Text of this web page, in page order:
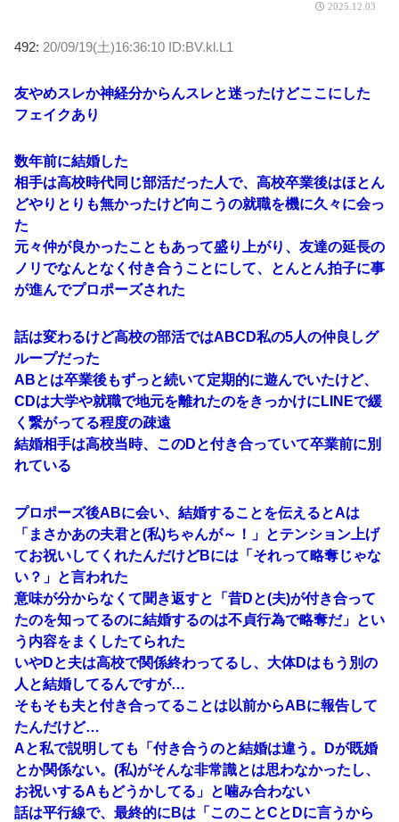
2025.12.03
492: 20/09/19(土)16:36:10 ID:BV.kl.L1
友やめスレか神経分からんスレと迷ったけどここにした
フェイクあり
数年前に結婚した
相手は高校時代同じ部活だった人で、高校卒業後はほとん
どやりとりも無かったけど向こうの就職を機に久々に会っ
た
元々仲が良かったこともあって盛り上がり、友達の延長の
ノリでなんとなく付き合うことにして、とんとん拍子に事
が進んでプロポーズされた
話は変わるけど高校の部活ではABCD私の5人の仲良しグ
ループだった
ABとは卒業後もずっと続いて定期的に遊んでいたけど、
CDは大学や就職で地元を離れたのをきっかけにLINEで緩
く繋がってる程度の疎遠
結婚相手は高校当時、このDと付き合っていて卒業前に別
れている
プロポーズ後ABに会い、結婚することを伝えるとAは
「まさかあの夫君と(私)ちゃんが～！」とテンション上げ
てお祝いしてくれたんだけどBには「それって略奪じゃな
い？」と言われた
意味が分からなくて聞き返すと「昔Dと(夫)が付き合って
たのを知ってるのに結婚するのは不貞行為で略奪だ」とい
う内容をまくしたてられた
いやDと夫は高校で関係終わってるし、大体Dはもう別の
人と結婚してるんですが…
そもそも夫と付き合ってることは以前からABに報告して
たんだけど…
Aと私で説明しても「付き合うのと結婚は違う。Dが既婚
とか関係ない。(私)がそんな非常識とは思わなかったし、
お祝いするAもどうかしてる」と噛み合わない
話は平行線で、最終的にBは「このことCとDに言うから